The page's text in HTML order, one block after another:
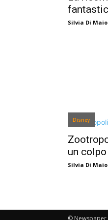
Silvia Di Maio
Disney
un colpo
Silvia Di Maio
© Newspaper